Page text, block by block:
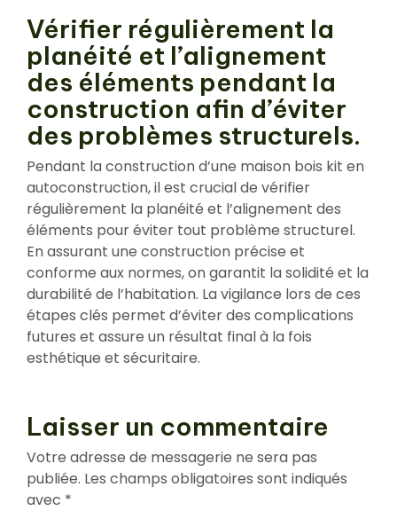
Vérifier régulièrement la
planéité et l’alignement
des éléments pendant la
construction afin d’éviter
des problèmes structurels.
Pendant la construction d’une maison bois kit en
autoconstruction, il est crucial de vérifier
régulièrement la planéité et l’alignement des
éléments pour éviter tout problème structurel.
En assurant une construction précise et
conforme aux normes, on garantit la solidité et la
durabilité de l’habitation. La vigilance lors de ces
étapes clés permet d’éviter des complications
futures et assure un résultat final à la fois
esthétique et sécuritaire.
Laisser un commentaire
Votre adresse de messagerie ne sera pas
publiée. Les champs obligatoires sont indiqués
avec *